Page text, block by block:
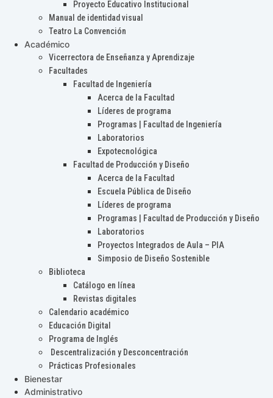
Proyecto Educativo Institucional
Manual de identidad visual
Teatro La Convención
Académico
Vicerrectora de Enseñanza y Aprendizaje
Facultades
Facultad de Ingeniería
Acerca de la Facultad
Líderes de programa
Programas | Facultad de Ingeniería
Laboratorios
Expotecnológica
Facultad de Producción y Diseño
Acerca de la Facultad
Escuela Pública de Diseño
Líderes de programa
Programas | Facultad de Producción y Diseño
Laboratorios
Proyectos Integrados de Aula – PIA
Simposio de Diseño Sostenible
Biblioteca
Catálogo en línea
Revistas digitales
Calendario académico
Educación Digital
Programa de Inglés
Descentralización y Desconcentración
Prácticas Profesionales
Bienestar
Administrativo